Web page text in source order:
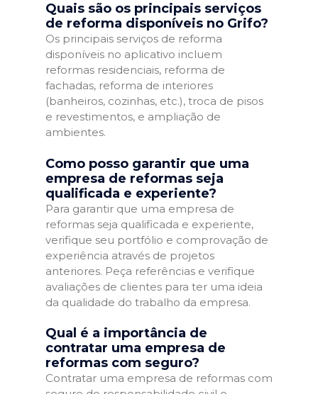
Quais são os principais serviços
de reforma disponíveis no Grifo?
Os principais serviços de reforma
disponíveis no aplicativo incluem
reformas residenciais, reforma de
fachadas, reforma de interiores
(banheiros, cozinhas, etc.), troca de pisos
e revestimentos, e ampliação de
ambientes.
Como posso garantir que uma
empresa de reformas seja
qualificada e experiente?
Para garantir que uma empresa de
reformas seja qualificada e experiente,
verifique seu portfólio e comprovação de
experiência através de projetos
anteriores. Peça referências e verifique
avaliações de clientes para ter uma ideia
da qualidade do trabalho da empresa.
Qual é a importância de
contratar uma empresa de
reformas com seguro?
Contratar uma empresa de reformas com